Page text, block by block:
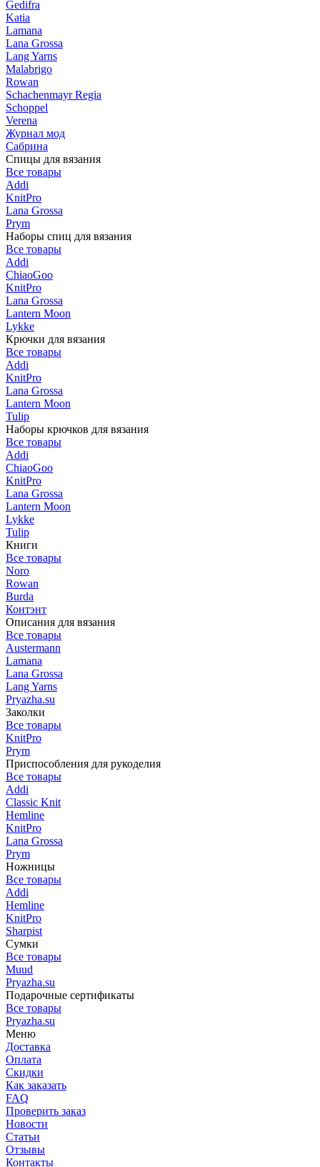
Gedifra
Katia
Lamana
Lana Grossa
Lang Yarns
Malabrigo
Rowan
Schachenmayr Regia
Schoppel
Verena
Журнал мод
Сабрина
Спицы для вязания
Все товары
Addi
KnitPro
Lana Grossa
Prym
Наборы спиц для вязания
Все товары
Addi
ChiaoGoo
KnitPro
Lana Grossa
Lantern Moon
Lykke
Крючки для вязания
Все товары
Addi
KnitPro
Lana Grossa
Lantern Moon
Tulip
Наборы крючков для вязания
Все товары
Addi
ChiaoGoo
KnitPro
Lana Grossa
Lantern Moon
Lykke
Tulip
Книги
Все товары
Noro
Rowan
Burda
Контэнт
Описания для вязания
Все товары
Austermann
Lamana
Lana Grossa
Lang Yarns
Pryazha.su
Заколки
Все товары
KnitPro
Prym
Приспособления для рукоделия
Все товары
Addi
Classic Knit
Hemline
KnitPro
Lana Grossa
Prym
Ножницы
Все товары
Addi
Hemline
KnitPro
Sharpist
Сумки
Все товары
Muud
Pryazha.su
Подарочные сертификаты
Все товары
Pryazha.su
Меню
Доставка
Оплата
Скидки
Как заказать
FAQ
Проверить заказ
Новости
Статьи
Отзывы
Контакты